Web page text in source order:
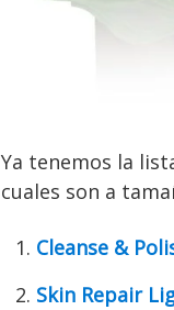
Ya tenemos la
cuales son a
Cleanse &
Skin Repair